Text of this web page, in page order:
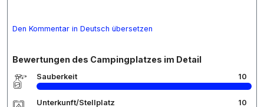
Den Kommentar in Deutsch übersetzen
Bewertungen des Campingplatzes im Detail
Sauberkeit 10
Unterkunft/Stellplatz 10